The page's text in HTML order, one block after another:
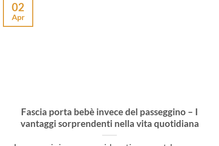
Fascia porta bebè invece del passeggino – I
vantaggi sorprendenti nella vita quotidiana
02
Apr